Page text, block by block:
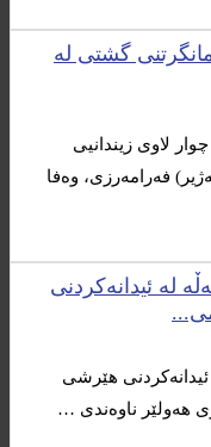
گشتی له‌
لاوی زیندانیی
فەرامەرزی، وەفا
لە ئیدانەکردنی
ئیدانەکردنی هێرشی
هەولێر ناوەندی …